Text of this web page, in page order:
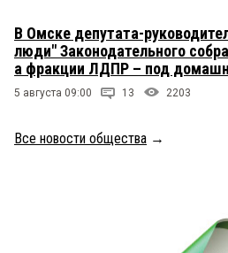
В Омске депутата-
люди" Законодательного
а фракции ЛДПР – под
5 августа 09:00 13 2203
Все новости общества →